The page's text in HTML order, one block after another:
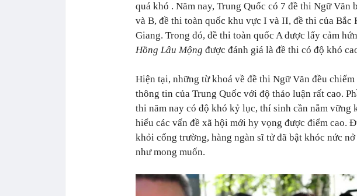
quá khó . Năm nay, Trung Quốc có 7 đề thi Ngữ Văn
và B, đề thi toàn quốc khu vực I và II, đề thi của Bắc
Giang. Trong đó, đề thi toàn quốc A được lấy cảm
Hồng Lâu Mộng được đánh giá là đề thi có độ khó
Hiện tại, những từ khoá về đề thi Ngữ Văn đều
thông tin của Trung Quốc với độ thảo luận rất cao.
thi năm nay có độ khó kỷ lục, thí sinh cần nắm vững
hiểu các vấn đề xã hội mới hy vọng được điểm cao.
khỏi cổng trường, hàng ngàn sĩ tử đã bật khóc nức
như mong muốn.